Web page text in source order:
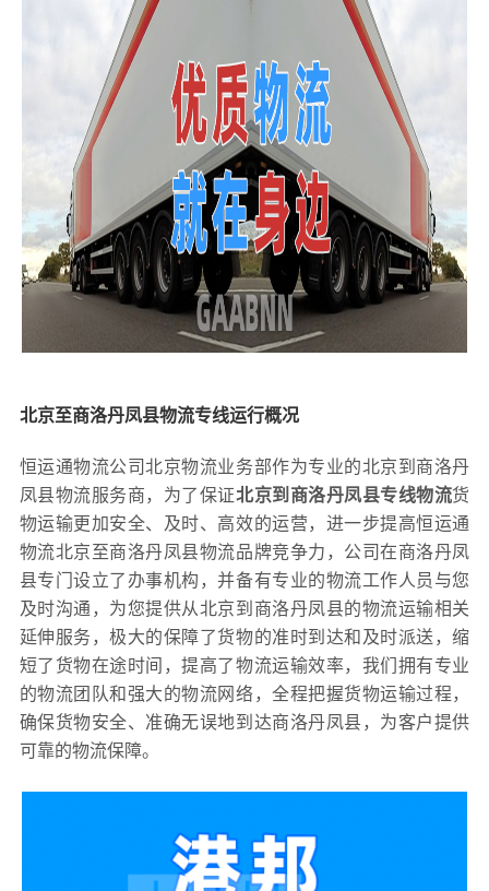
北京至商洛丹凤县物流专线运行概况
恒运通物流公司北京物流业务部作为专业的北京到商洛丹
凤县物流服务商，为了保证北京到商洛丹凤县专线物流货
物运输更加安全、及时、高效的运营，进一步提高恒运通
物流北京至商洛丹凤县物流品牌竞争力，公司在商洛丹凤
县专门设立了办事机构，并备有专业的物流工作人员与您
及时沟通，为您提供从北京到商洛丹凤县的物流运输相关
延伸服务，极大的保障了货物的准时到达和及时派送，缩
短了货物在途时间，提高了物流运输效率，我们拥有专业
的物流团队和强大的物流网络，全程把握货物运输过程，
确保货物安全、准确无误地到达商洛丹凤县，为客户提供
可靠的物流保障。